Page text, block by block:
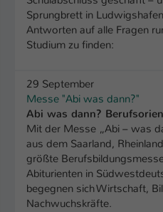
Sprungbrett in
Antworten auf alle Fragen
Studium zu finden:
29 September
Messe "Abi was dann?"
Abi was dann?
Mit der Messe „Abi – was
aus dem Saarland,
größte
Abiturienten in
begegnen sich Wirtschaft,
Nachwuchskräfte.
Zweck
generierte
Speicherung
Einstellungen,
Name fe_typo_user
Anbieter TYPO3
Laufzeit 1 Woche
Dieses